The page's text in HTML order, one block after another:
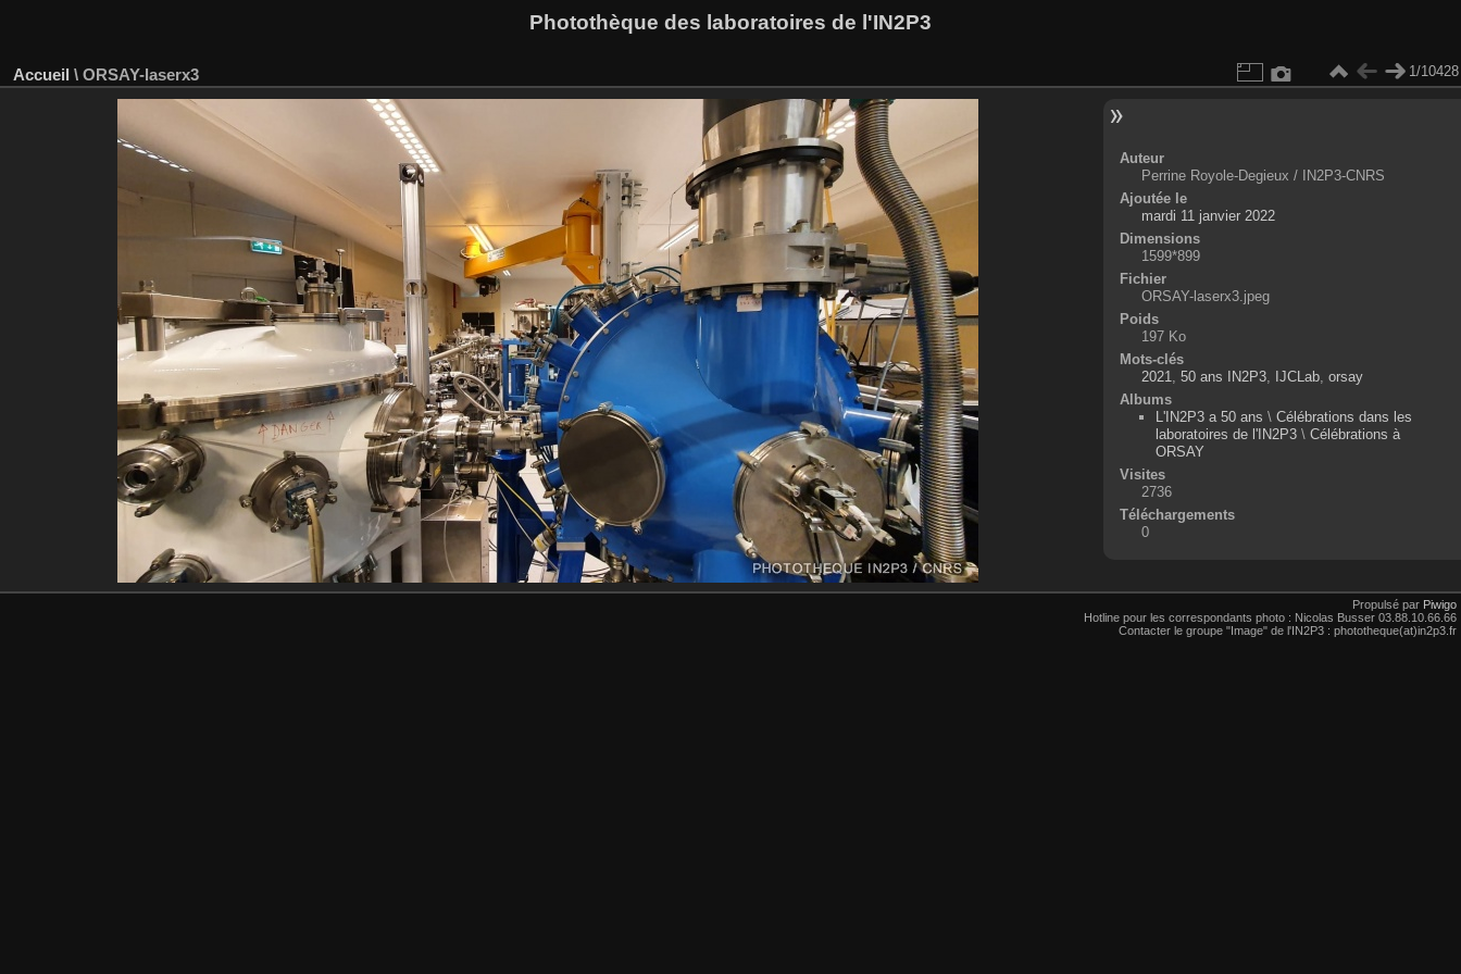
Photothèque des laboratoires de l'IN2P3
Accueil \ ORSAY-laserx3 1/10428
Auteur
Perrine Royole-Degieux / IN2P3-CNRS
Ajoutée le
mardi 11 janvier 2022
Dimensions
1599*899
Fichier
ORSAY-laserx3.jpeg
Poids
197 Ko
Mots-clés
2021
50 ans IN2P3, IJCLab, orsay
Albums
L'IN2P3 a 50 ans \ Célébrations dans les
laboratoires de l'IN2P3\ Célébrations à
ORSAY
Visites
2736
Téléchargements
0
Propulsé par Piwigo
Hotline pour les correspondants photo : Nicolas Busser 03.88.10.66.66
Contacter le groupe "Image" de l'IN2P3 : phototheque(at)in2p3.fr